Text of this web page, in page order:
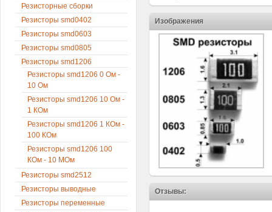
Изображения
Отзывы:
Резисторные сборки
Резисторы smd0402
Резисторы smd0603
Резисторы smd0805
Резисторы smd1206
Резисторы smd1206 0 Ом -
10 Ом
Резисторы smd1206 10 Ом -
1 КОм
Резисторы smd1206 1 КОм -
100 КОм
Резисторы smd1206 100
КОм - 10 МОм
Резисторы smd2512
Резисторы выводные
Резисторы переменные